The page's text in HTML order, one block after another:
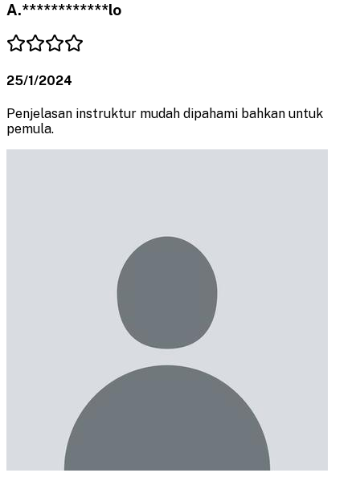
A.************lo
25/1/2024
Penjelasan instruktur mudah dipahami bahkan untuk
pemula.